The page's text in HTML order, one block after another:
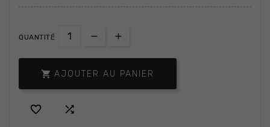
QUANTITÉ
 AJOUTER AU PANIER
 